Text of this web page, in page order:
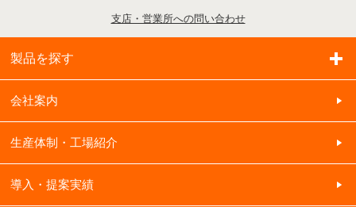
支店・営業所への問い合わせ
製品を探す
会社案内
生産体制・工場紹介
導入・提案実績